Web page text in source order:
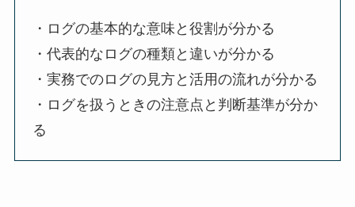
・ログの基本的な意味と役割が分かる
・代表的なログの種類と違いが分かる
・実務でのログの見方と活用の流れが分かる
・ログを扱うときの注意点と判断基準が分か
る